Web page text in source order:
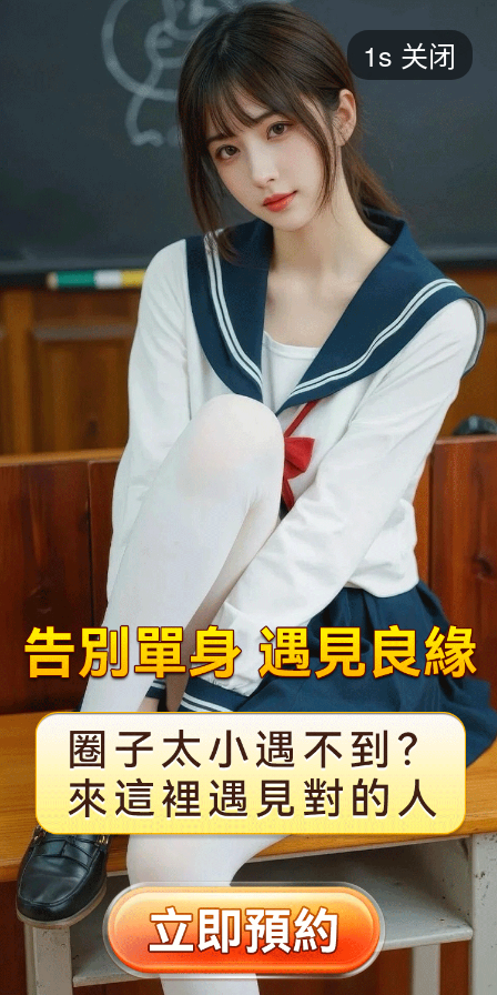
短剧
最热 添加 评分
都市 甜宠 逆袭 玄幻
2025 2024 2023 2022
全部 大陆 香港 台湾 美国 韩国 日本
1s 关闭